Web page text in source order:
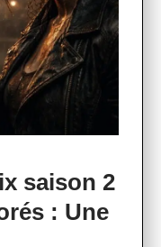
saison 2
: Une